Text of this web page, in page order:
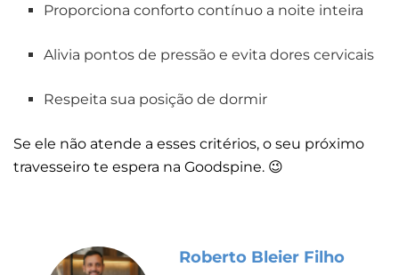
Proporciona conforto contínuo a noite inteira
Alivia pontos de pressão e evita dores cervicais
Respeita sua posição de dormir
Se ele não atende a esses critérios, o seu próximo
travesseiro te espera na Goodspine. 😉
Roberto Bleier Filho